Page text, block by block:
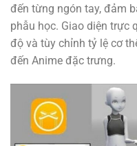
đến từng ngón tay, đảm
phẫu học. Giao diện trực
độ và tùy chỉnh tỷ lệ cơ
đến Anime đặc trưng.